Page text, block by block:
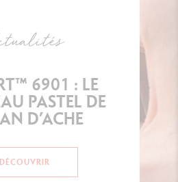
6901 : LE
PASTEL DE
D’ACHE
DÉCOUVRIR